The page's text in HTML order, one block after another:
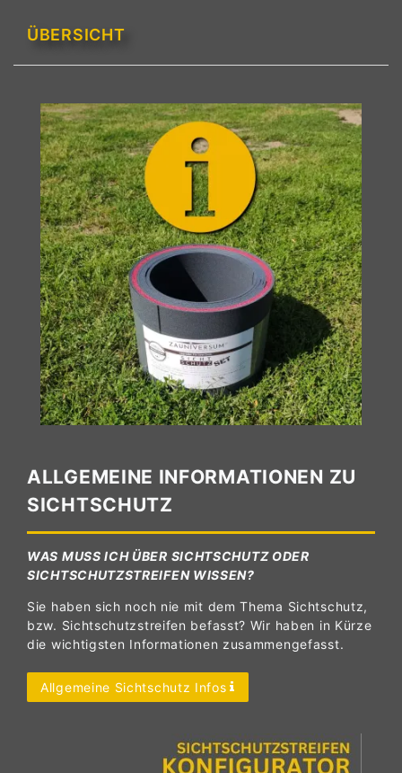
ÜBERSICHT
ALLGEMEINE INFORMATIONEN ZU
SICHTSCHUTZ
WAS MUSS ICH ÜBER SICHTSCHUTZ ODER
SICHTSCHUTZSTREIFEN WISSEN?
Sie haben sich noch nie mit dem Thema Sichtschutz,
bzw. Sichtschutzstreifen befasst? Wir haben in Kürze
die wichtigsten Informationen zusammengefasst.
Allgemeine Sichtschutz Infos